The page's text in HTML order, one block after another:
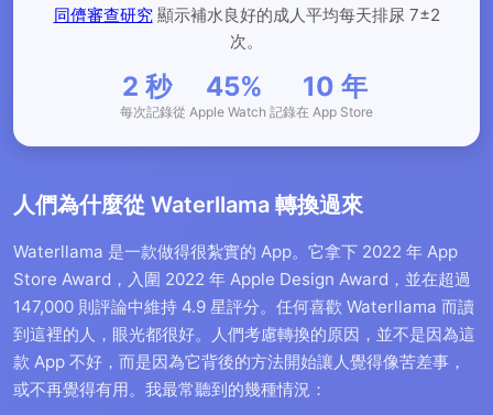
同儕審查研究顯示補水良好的成人平均每天排尿 7±2
次。
2 秒
每次記錄
45%
從 Apple Watch 記錄
10 年
在 App Store
人們為什麼從 Waterllama 轉換過來
Waterllama 是一款做得很紮實的 App。它拿下 2022 年 App
Store Award，入圍 2022 年 Apple Design Award，並在超過
147,000 則評論中維持 4.9 星評分。任何喜歡 Waterllama 而讀
到這裡的人，眼光都很好。人們考慮轉換的原因，並不是因為這
款 App 不好，而是因為它背後的方法開始讓人覺得像苦差事，
或不再覺得有用。我最常聽到的幾種情況：